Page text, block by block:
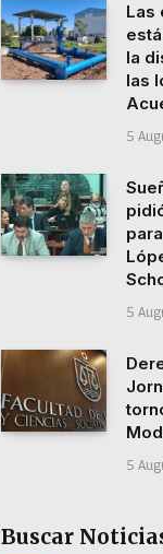
Las
la
las
5
5
5
Buscar